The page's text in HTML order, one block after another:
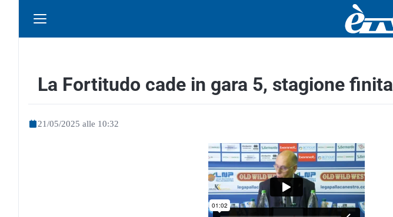
La Fortitudo cade in gara 5, stagione finita
21/05/2025 alle 10:32